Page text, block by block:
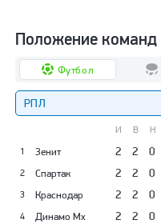
Положение команд
Футбол
РПЛ
И В Н
1
Зенит 2 2 0
2 Спартак 2 2 0
3 Краснодар 2 2 0
4 Динамо Мх 2 2 0